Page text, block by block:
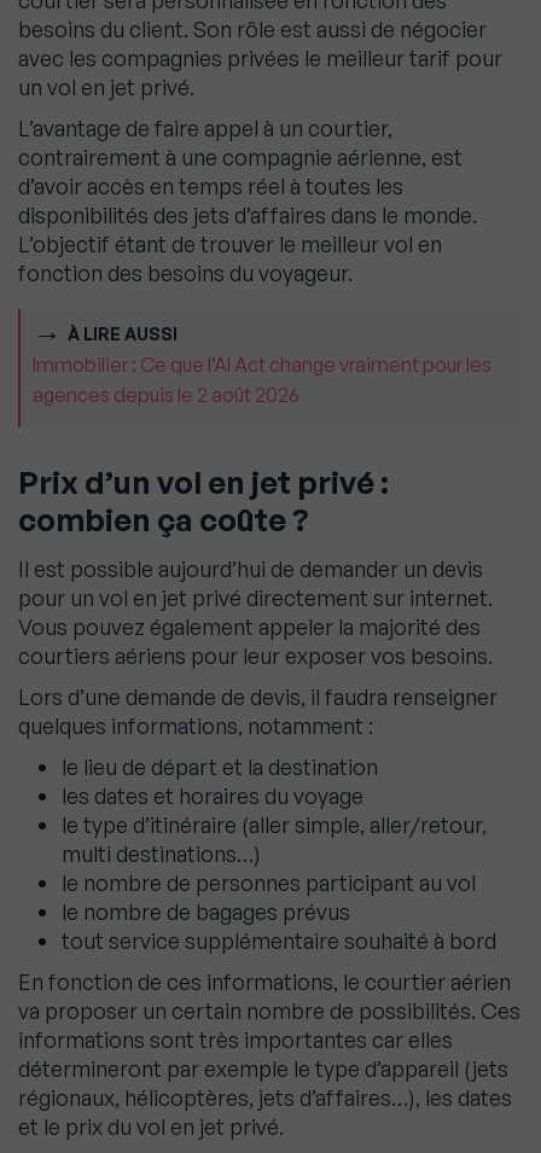
besoins du client. Son rôle est aussi de négocier
avec les compagnies privées le meilleur tarif pour
un vol en jet privé.
L’avantage de faire appel à un courtier,
contrairement à une compagnie aérienne, est
d’avoir accès en temps réel à toutes les
disponibilités des jets d’affaires dans le monde.
L’objectif étant de trouver le meilleur vol en
fonction des besoins du voyageur.
À LIRE AUSSI
Immobilier : Ce que l’AI Act change vraiment pour les
agences depuis le 2 août 2026
Prix d’un vol en jet privé :
combien ça coûte ?
Il est possible aujourd’hui de demander un devis
pour un vol en jet privé directement sur internet.
Vous pouvez également appeler la majorité des
courtiers aériens pour leur exposer vos besoins.
Lors d’une demande de devis, il faudra renseigner
quelques informations, notamment :
le lieu de départ et la destination
les dates et horaires du voyage
le type d’itinéraire (aller simple, aller/retour,
multi destinations…)
le nombre de personnes participant au vol
le nombre de bagages prévus
tout service supplémentaire souhaité à bord
En fonction de ces informations, le courtier aérien
va proposer un certain nombre de possibilités. Ces
informations sont très importantes car elles
détermineront par exemple le type d’appareil (jets
régionaux, hélicoptères, jets d’affaires…), les dates
et le prix du vol en jet privé.